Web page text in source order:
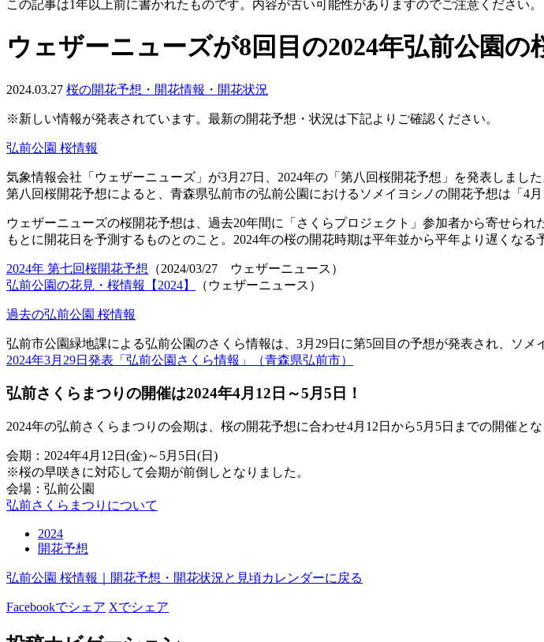
この記事は1年以上前に書かれたものです。内容が古い可能性がありますのでご注意ください。
ウェザーニューズが8回目の2024年弘前公園
2024.03.27 桜の開花予想・開花情報・開花状況
※新しい情報が発表されています。 最新の開花予想・状況は下記よりご確認ください。
弘前公園 桜情報
気象情報会社「ウェザーニューズ」が3月27日、2024年の「第八回桜開花予想」を発表しました
第八回桜開花予想によると、青森県弘前市の弘前公園におけるソメイヨシノの開花予想は 「4
ウェザーニューズの桜開花予想は、過去20年間に「さくらプロジェクト」参加者から寄せら
もとに開花日を予測するものとのこと。2024年の桜の開花時期は平年並から平年より遅くなる
2024年 第七回桜開花予想 （2024/03/27 ウェザーニュース）
弘前公園の花見・桜情報【2024】
（ウェザーニュース）
過去の弘前公園 桜情報
弘前市公園緑地課による弘前公園のさくら情報は、3月29日に第5回目の予想が発表され、ソメ
2024年3月29日発表「弘前公園さくら情報」（青森県弘前市）
弘前さくらまつりの開催は2024年4月12日～5月5日！
2024年の弘前さくらまつりの会期は、桜の開花予想に合わせ4月12日から5月5日までの開催と
会期：2024年4月12日(金)～5月5日(日)
※桜の早咲きに対応して会期が前倒しとなりました。
会場：弘前公園
弘前さくらまつりについて
2024
開花予想
弘前公園 桜情報｜開花予想・開花状況と見頃カレンダーに戻る
Facebookでシェア Xでシェア